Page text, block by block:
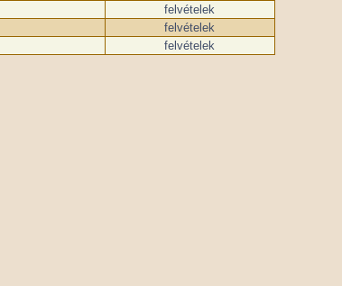
felvételek
felvételek
felvételek